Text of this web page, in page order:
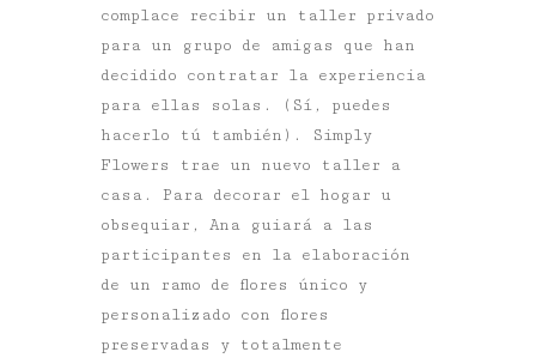
complace recibir un taller privado
para un grupo de amigas que han
decidido contratar la experiencia
para ellas solas. (Sí, puedes
hacerlo tú también). Simply
Flowers trae un nuevo taller a
casa. Para decorar el hogar u
obsequiar, Ana guiará a las
participantes en la elaboración
de un ramo de flores único y
personalizado con flores
preservadas y totalmente